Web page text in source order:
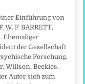
Einführung von
W. F. BARRETT,
Ehemaliger
der Gesellschaft
Forschung.
Willson, Beckles.
Autor sich zum